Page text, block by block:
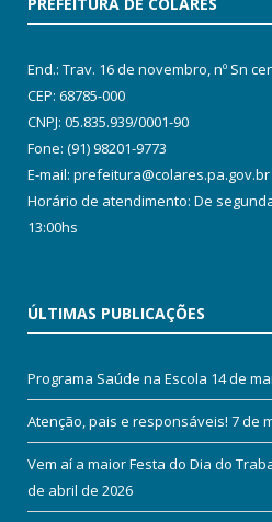
End.: Trav. 16 de novembro, nº Sn
CEP: 68785-000
CNPJ: 05.835.939/0001-90
Fone: (91) 98201-9773
E-mail: prefeitura@colares.pa.gov.br
Horário de atendimento: De
13:00hs
ÚLTIMAS PUBLICAÇÕES
Programa Saúde na Escola 14 de
Atenção, pais e responsáveis! 7 de
Vem aí a maior Festa do Dia do
de abril de 2026